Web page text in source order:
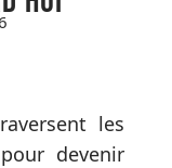
les
devenir